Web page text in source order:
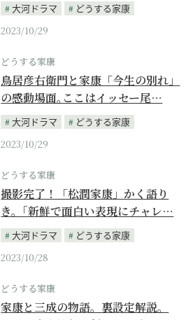
大河ドラマ
どうする家康
2023/10/29
どうする家康
鳥居彦右衛門と家康「今生の別れ」
の感動場面｡ここはイッセー尾…
大河ドラマ
どうする家康
2023/10/29
どうする家康
撮影完了！「松潤家康」かく語り
き。｢新鮮で面白い表現にチャレ…
大河ドラマ
どうする家康
2023/10/28
どうする家康
家康と三成の物語。裏設定解説。